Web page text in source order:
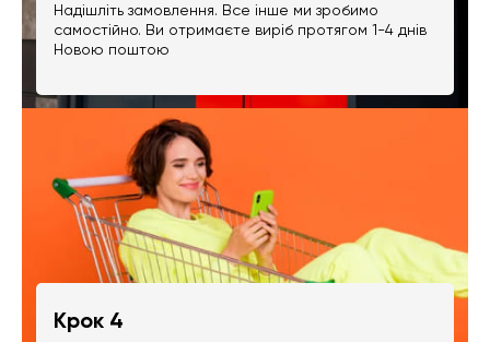
Надішліть замовлення. Все інше ми зробимо
самостійно. Ви отримаєте виріб протягом 1-4 днів
Новою поштою
Крок 4